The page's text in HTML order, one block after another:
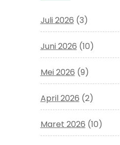
Juli 2026 (3)
Juni 2026 (10)
Mei 2026 (9)
April 2026 (2)
Maret 2026 (10)